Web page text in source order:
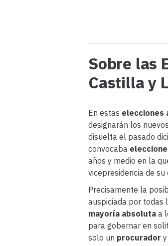
Sobre las
Castilla y
En estas elecciones
designarán los nuevos
disuelta el pasado
convocaba
años y medio en la
vicepresidencia de su
Precisamente la
auspiciada por todas
mayoría absoluta a
para gobernar en
solo un procurador